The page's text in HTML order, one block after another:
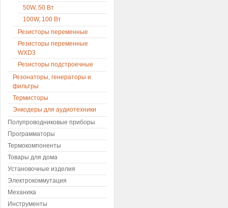
50W, 50 Вт
100W, 100 Вт
Резисторы переменные
Резисторы переменные
WXD3
Резисторы подстроечные
Резонаторы, генераторы и
фильтры
Термисторы
Энкодеры для аудиотехники
Полупроводниковые приборы
Программаторы
Термокомпоненты
Товары для дома
Установочные изделия
Электрокоммутация
Механика
Инструменты